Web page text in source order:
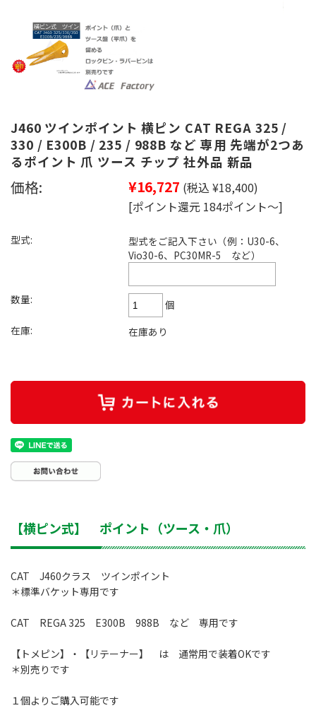
J460 ツインポイント 横ピン CAT REGA 325 /
330 / E300B / 235 / 988B など 専用 先端が2つあ
るポイント 爪 ツース チップ 社外品 新品
価格: ¥16,727 (税込 ¥18,400)
[ポイント還元 184ポイント～]
型式:
型式をご記入下さい（例：U30-6、
Vio30-6、PC30MR-5 など）
数量:
個
在庫:
在庫あり
【横ピン式】 ポイント（ツース・爪）
CAT J460クラス ツインポイント
＊標準バケット専用です
CAT REGA 325 E300B 988B など 専用です
【トメピン】 ・ 【リテーナー】
は 通常用で装着OKです
＊別売りです
１個よりご購入可能です